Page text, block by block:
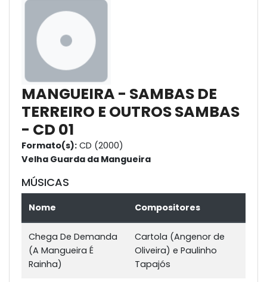
MANGUEIRA - SAMBAS DE
TERREIRO E OUTROS SAMBAS
- CD 01
Formato(s): CD (2000)
Velha Guarda da Mangueira
MÚSICAS
Nome Compositores
Chega De Demanda
(A Mangueira É
Rainha)
Cartola (Angenor de
Oliveira) e Paulinho
Tapajós